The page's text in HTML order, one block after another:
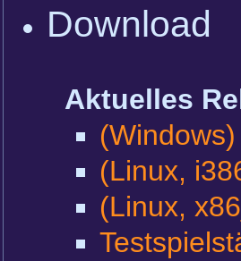
Download
Aktuelles
(Linux,
(Linux,